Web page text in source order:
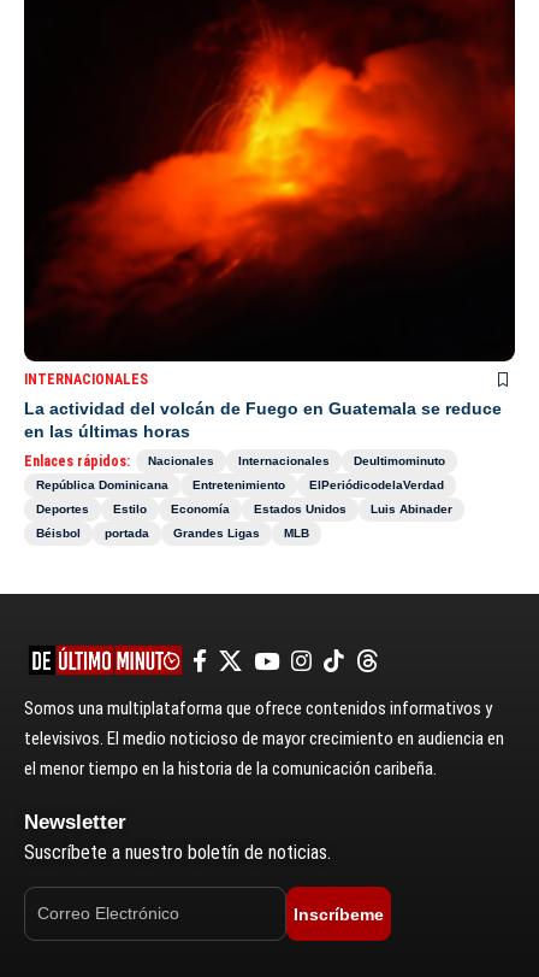
INTERNACIONALES
La actividad del volcán de Fuego en Guatemala se reduce
en las últimas horas
Enlaces rápidos: Nacionales Internacionales
Deultimominuto
República Dominicana
Entretenimiento
ElPeriódicodelaVerdad
Deportes
Estilo Economía Estados Unidos
Luis Abinader
Béisbol
portada Grandes Ligas MLB
Somos una multiplataforma que ofrece contenidos informativos y
televisivos. El medio noticioso de mayor crecimiento en audiencia en
el menor tiempo en la historia de la comunicación caribeña.
Newsletter
Suscríbete a nuestro boletín de noticias.
Inscríbeme